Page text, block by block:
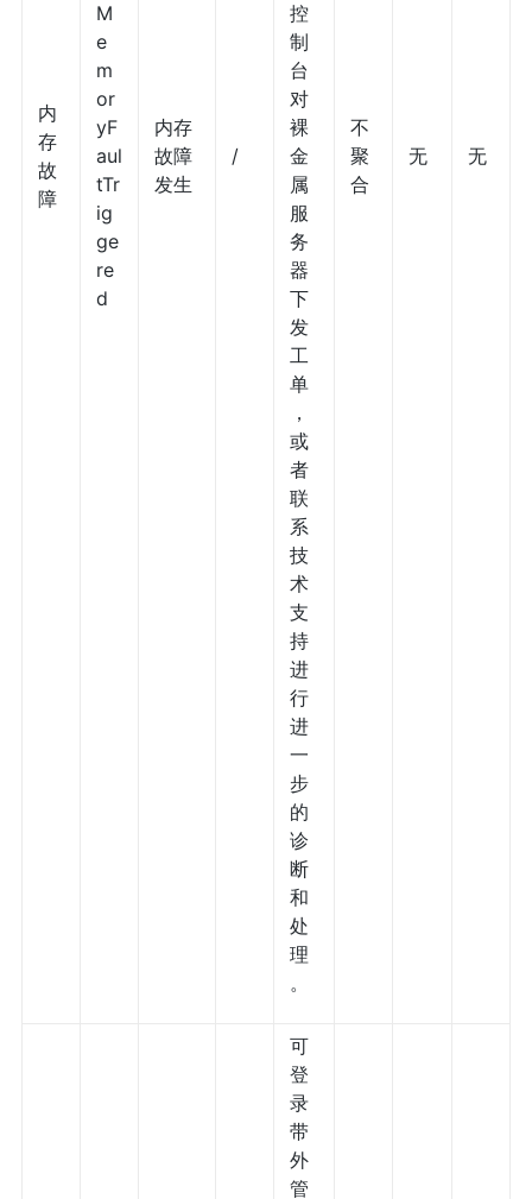
内
存
故
障
M
e
m
or
yF
aul
tTr
ig
ge
re
d
内存
故障
发生
/
控
制
台
对
裸
金
属
服
务
器
下
发
工
单
，
或
者
联
系
技
术
支
持
进
行
进
一
步
的
诊
断
和
处
理
。
不
聚
合
无 无
可
登
录
带
外
管